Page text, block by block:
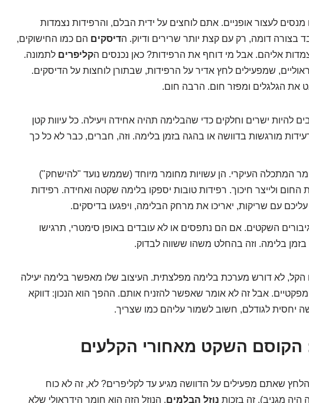
לעצור אופניים. אתם לוחצים על ידית הבלם, והרפידות נצמדות
בצורה דומה, רק עם קצת יותר שרירים ודיוק. הדיסקים הם כמו החישוקים,
אליהם. אבל מי דוחף את הרפידות? כאן נכנסים הקליפרים לתמונה.
שמפעילים לחץ אדיר על הרפידות, שבתורן לוחצות על הדיסקים.
את הגלגלים ומפזר חום. הרבה חום.
להיות ישרים וחלקים כדי שהבלימה תהיה אחידה ויעילה. כל עיוות קטן
מורגשות בדוושה או בהגה בזמן בלימה. וזה, חברים, כבר לא כל כך
המתכלה העיקרי. הן עשויות מחומר מיוחד (שממש נועד "להישחק")
החום ולייצר חיכוך. רפידות טובות יספקו בלימה שקטה ואחידה. רפידות
עליכם עם שריקות, יאריכו את מרחק הבלימה, ויפגעו בדיסקים.
השקטים. אם הם נתפסים או לא עובדים באופן סימטרי, תרגישו
בלימה. וזה בהחלט משהו ששווה לבדוק.
הקל, לא דורש מערכת בלימה מפלצתית. העיצוב שלו מאפשר בלימה יעילה
אבל זה לא אומר שאפשר להזניח אותם. ההפך הוא הנכון: דווקא
יחסית לגודלם, חשוב לשמור עליהם כמו שצריך.
הקוסם השקט מאחורי הקלעים
שאתם מפעילים על הדוושה מגיע עד לקליפרים? לא, זה לא כוח
מגניב). זה בזכות נוזל הבלמים. הנוזל הזה הוא חומר הידראולי שלא